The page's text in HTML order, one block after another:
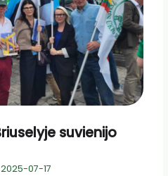
suvienijo
2025-07-17